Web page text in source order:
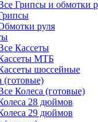
Грипсы и обмотки
руля
Кассеты
МТБ
шоссейные
(готовые)
Колеса (готовые)
28 дюймов
29 дюймов